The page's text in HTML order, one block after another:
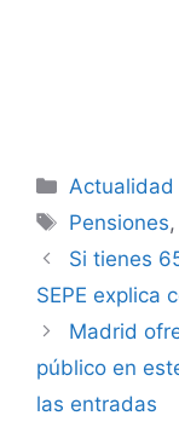
Categorías
Actualidad
Etiquetas
Pensiones,
Si tienes
SEPE explica
Madrid
público en
las entradas